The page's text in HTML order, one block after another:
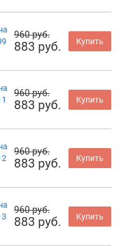
960 руб.
883 руб. Купить
960 руб.
883 руб. Купить
960 руб.
883 руб. Купить
960 руб.
883 руб. Купить